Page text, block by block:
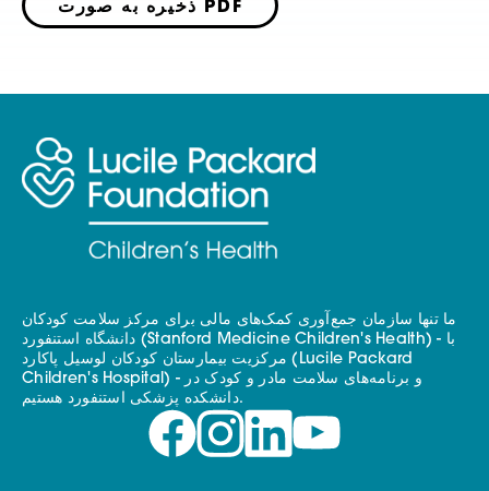
ذخیره به صورت PDF
ما تنها سازمان جمع‌آوری کمک‌های مالی برای مرکز سلامت کودکان
دانشگاه استنفورد (Stanford Medicine Children's Health) - با
مرکزیت بیمارستان کودکان لوسیل پاکارد (Lucile Packard
Children's Hospital) - و برنامه‌های سلامت مادر و کودک در
دانشکده پزشکی استنفورد هستیم.